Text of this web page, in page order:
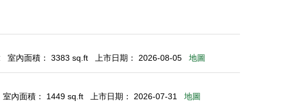
室內面積： 3383 sq.ft 上市日期： 2026-08-05 地圖
室內面積： 1449 sq.ft 上市日期： 2026-07-31 地圖